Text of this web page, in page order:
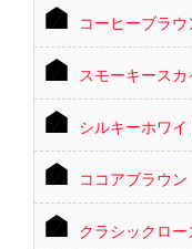
コーヒーブラウ
スモーキースカ
シルキーホワイ
ココアブラウン
クラシックロー